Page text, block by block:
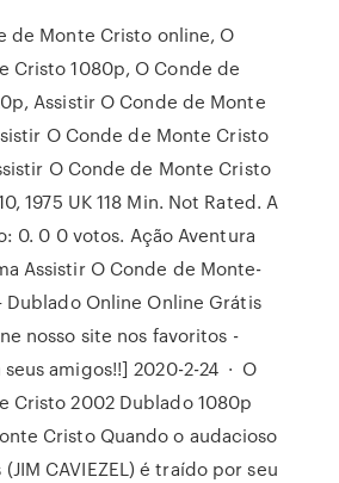
de Monte Cristo online, O
Cristo 1080p, O Conde de
Assistir O Conde de Monte
O Conde de Monte Cristo
O Conde de Monte Cristo
1975 UK 118 Min. Not Rated. A
0. 0 0 votos. Ação Aventura
Assistir O Conde de Monte-
Dublado Online Online Grátis
nosso site nos favoritos -
amigos!!] 2020-2-24 · O
Cristo 2002 Dublado 1080p
Cristo Quando o audacioso
CAVIEZEL) é traído por seu